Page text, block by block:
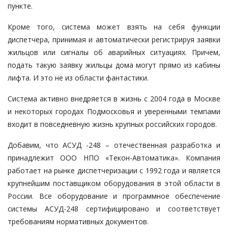
пункте.
Кроме того, система может взять на себя функции
диспетчера, принимая и автоматически регистрируя заявки
жильцов или сигналы об аварийных ситуациях. Причем,
подать такую заявку жильцы дома могут прямо из кабины
лифта. И это не из области фантастики.
Система активно внедряется в жизнь с 2004 года в Москве
и некоторых городах Подмосковья и уверенными темпами
входит в повседневную жизнь крупных российских городов.
Добавим, что АСУД -248 – отечественная разработка и
принадлежит ООО НПО «Текон-Автоматика». Компания
работает на рынке диспетчеризации с 1992 года и является
крупнейшим поставщиком оборудования в этой области в
России. Все оборудование и программное обеспечение
системы АСУД-248 сертифицировано и соответствует
требованиям нормативных документов.